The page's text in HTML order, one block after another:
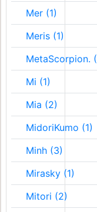
Mer (1)
Meris (1)
MetaScorpion.
Mi (1)
Mia (2)
MidoriKumo (1)
Minh (3)
Mirasky (1)
Mitori (2)